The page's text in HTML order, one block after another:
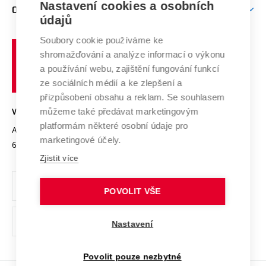
E-přihláška
Doktorské studium
Podpora podnikání
Mezinárodní vědecká rada
Systém zajišťování kvality výzkumu
Výzkumné infrastruktury
Transfer znalostí
Open Science
Projekty
Projekty ze strukturálních fondů
Specifický výzkum
Zahraniční spolupráce
Spolupráce se školami
Služby univerzity
Mezinárodní dohody
Univerzitní sítě
O UNIVERZITĚ
Profil univerzity
Udržitelná univerzita
Podnikavá univerzita / ContriBUTe
Bezpečná univerzita
Vyznamenání
Organizační struktura
Ochrana osobních údajů
odkaz)
učení
technické
VYSOKÉ UČENÍ TECHNICKÉ V BRNĚ
Antonínská 548/1
602 00 Brno
www.vut.cz
vut@vutbr.cz
Nastavení cookies a osobních
údajů
Soubory cookie používáme ke
shromažďování a analýze informací o výkonu
a používání webu, zajištění fungování funkcí
ze sociálních médií a ke zlepšení a
přizpůsobení obsahu a reklam. Se souhlasem
můžeme také předávat marketingovým
platformám některé osobní údaje pro
marketingové účely.
Zjistit více
POVOLIT VŠE
Nastavení
Povolit pouze nezbytné